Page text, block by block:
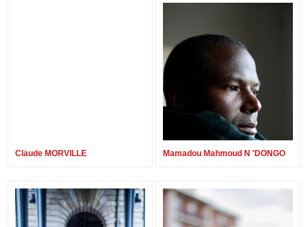
Claude MORVILLE Mamadou Mahmoud N 'DONGO